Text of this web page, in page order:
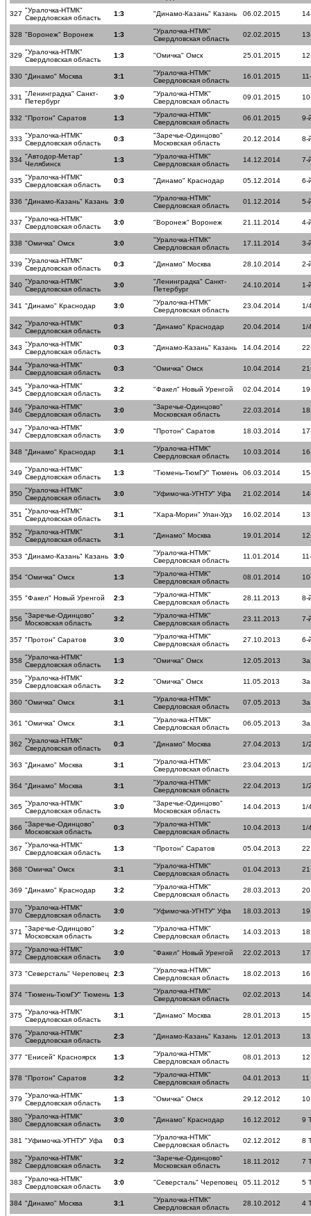
327 "Уралочка-НТМК"
Свердловская область
1:3 "Динамо-Казань" Казань 06.02.2015
328 "Воронеж" Воронеж 1:3
"Уралочка-НТМК"
Свердловская область
02.02.2015
329 "Уралочка-НТМК"
Свердловская область
1:3 "Омичка" Омск 25.01.2015
330 "Динамо" Москва 3:1
"Уралочка-НТМК"
Свердловская область
16.01.2015
331 "Ленинградка" Санкт-
Петербург
3:0
"Уралочка-НТМК"
Свердловская область
09.01.2015
332 "Протон" Саратов 1:3
"Уралочка-НТМК"
Свердловская область
06.01.2015 9-
333 "Уралочка-НТМК"
Свердловская область
0:3
"Заречье-Одинцово"
Московская область
20.12.2014 8-
334 "Автодор-Метар"
Челябинск
1:3
"Уралочка-НТМК"
Свердловская область
14.12.2014 7-
335 "Уралочка-НТМК"
Свердловская область
0:3 "Динамо" Краснодар 05.12.2014 6-
336 "Динамо-Казань" Казань 3:0
"Уралочка-НТМК"
Свердловская область
01.12.2014 5-
337 "Уралочка-НТМК"
Свердловская область
3:0 "Воронеж" Воронеж 21.11.2014 4-
338 "Омичка" Омск 3:0
"Уралочка-НТМК"
Свердловская область
17.11.2014 3-
339 "Уралочка-НТМК"
Свердловская область
0:3 "Динамо" Москва 28.10.2014 2-
340 "Уралочка-НТМК"
Свердловская область
3:0
"Ленинградка" Санкт-
Петербург
24.10.2014 1-
341 "Динамо" Краснодар 3:0
"Уралочка-НТМК"
Свердловская область
23.04.2014 1/
342 "Уралочка-НТМК"
Свердловская область
0:3 "Динамо" Краснодар 20.04.2014 1/
343 "Уралочка-НТМК"
Свердловская область
0:3 "Динамо-Казань" Казань 14.04.2014
344 "Уралочка-НТМК"
Свердловская область
0:3 "Омичка" Омск 10.04.2014
345 "Уралочка-НТМК"
Свердловская область
3:2 "Факел" Новый Уренгой 02.04.2014
346 "Уралочка-НТМК"
Свердловская область
3:0
"Заречье-Одинцово"
Московская область
22.03.2014
347 "Уралочка-НТМК"
Свердловская область
3:0 "Протон" Саратов 18.03.2014
348 "Динамо" Краснодар 3:1
"Уралочка-НТМК"
Свердловская область
10.03.2014
349 "Уралочка-НТМК"
Свердловская область
1:3 "Тюмень-ТюмГУ" Тюмень 06.03.2014
350 "Уралочка-НТМК"
Свердловская область
3:0 "Уфимочка-УГНТУ" Уфа 21.02.2014
351 "Уралочка-НТМК"
Свердловская область
3:1 "Хара-Морин" Улан-Удэ 16.02.2014
352 "Уралочка-НТМК"
Свердловская область
3:1 "Динамо" Москва 19.01.2014
353 "Динамо-Казань" Казань 3:0
"Уралочка-НТМК"
Свердловская область
11.01.2014
354 "Омичка" Омск 1:3
"Уралочка-НТМК"
Свердловская область
08.01.2014
355 "Факел" Новый Уренгой 2:3
"Уралочка-НТМК"
Свердловская область
28.11.2013 8-
356 "Заречье-Одинцово"
Московская область
3:2
"Уралочка-НТМК"
Свердловская область
23.11.2013 7-
357 "Протон" Саратов 3:0
"Уралочка-НТМК"
Свердловская область
27.10.2013 6-
358 "Уралочка-НТМК"
Свердловская область
1:3 "Омичка" Омск 12.05.2013
359 "Уралочка-НТМК"
Свердловская область
3:2 "Омичка" Омск 11.05.2013
360 "Омичка" Омск 3:1
"Уралочка-НТМК"
Свердловская область
07.05.2013
361 "Омичка" Омск 3:1
"Уралочка-НТМК"
Свердловская область
06.05.2013
362 "Уралочка-НТМК"
Свердловская область
0:3 "Динамо" Москва 27.04.2013 1/
363 "Динамо" Москва 3:1
"Уралочка-НТМК"
Свердловская область
23.04.2013 1/
364 "Динамо" Москва 3:1
"Уралочка-НТМК"
Свердловская область
22.04.2013 1/
365 "Уралочка-НТМК"
Свердловская область
3:0
"Заречье-Одинцово"
Московская область
14.04.2013 1/
366 "Заречье-Одинцово"
Московская область
0:3
"Уралочка-НТМК"
Свердловская область
10.04.2013 1/
367 "Уралочка-НТМК"
Свердловская область
1:3 "Протон" Саратов 05.04.2013 22
368 "Омичка" Омск 3:1
"Уралочка-НТМК"
Свердловская область
01.04.2013 21
369 "Динамо" Краснодар 3:2
"Уралочка-НТМК"
Свердловская область
28.03.2013 20
370 "Уралочка-НТМК"
Свердловская область
3:0 "Уфимочка-УГНТУ" Уфа 18.03.2013
371 "Заречье-Одинцово"
Московская область
3:2
"Уралочка-НТМК"
Свердловская область
14.03.2013
372 "Уралочка-НТМК"
Свердловская область
3:0 "Факел" Новый Уренгой 22.02.2013
373 "Северсталь" Череповец 2:3
"Уралочка-НТМК"
Свердловская область
18.02.2013
374 "Тюмень-ТюмГУ" Тюмень 1:3
"Уралочка-НТМК"
Свердловская область
02.02.2013
375 "Уралочка-НТМК"
Свердловская область
3:1 "Динамо" Москва 28.01.2013
376 "Уралочка-НТМК"
Свердловская область
2:3 "Динамо-Казань" Казань 12.01.2013
377 "Енисей" Красноярск 1:3
"Уралочка-НТМК"
Свердловская область
08.01.2013
378 "Протон" Саратов 3:2
"Уралочка-НТМК"
Свердловская область
04.01.2013
379 "Уралочка-НТМК"
Свердловская область
1:3 "Омичка" Омск 29.12.2012
380 "Уралочка-НТМК"
Свердловская область
3:0 "Динамо" Краснодар 16.12.2012 9
381 "Уфимочка-УГНТУ" Уфа 0:3
"Уралочка-НТМК"
Свердловская область
02.12.2012 8
382 "Уралочка-НТМК"
Свердловская область
3:2
"Заречье-Одинцово"
Московская область
18.11.2012 7
383 "Уралочка-НТМК"
Свердловская область
3:0 "Северсталь" Череповец 05.11.2012 5
384 "Динамо" Москва 3:1
"Уралочка-НТМК"
Свердловская область
28.10.2012 4